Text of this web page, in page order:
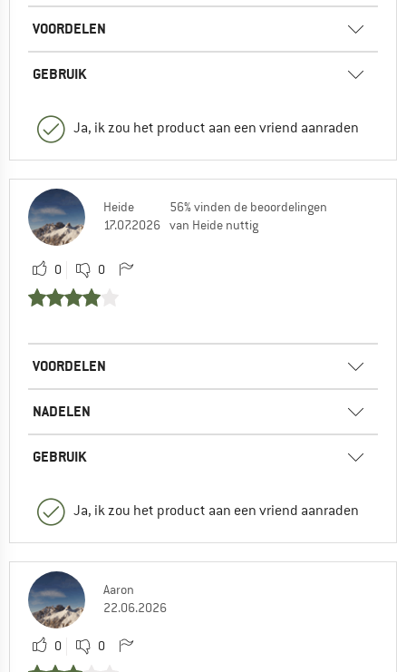
VOORDELEN
GEBRUIK
Ja, ik zou het product aan een vriend aanraden
Heide
17.07.2026
56% vinden de beoordelingen
van Heide nuttig
0 0
VOORDELEN
NADELEN
GEBRUIK
Ja, ik zou het product aan een vriend aanraden
Aaron
22.06.2026
0 0